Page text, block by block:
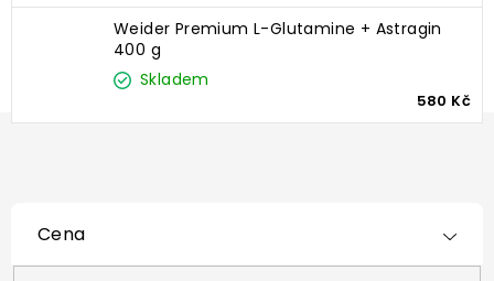
Weider Premium L-Glutamine + Astragin
400 g
Skladem
580 Kč
Cena